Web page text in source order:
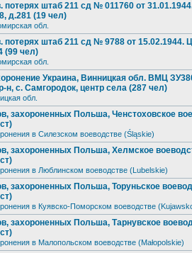
потерях штаб 211 сд № 011760 от
д.281 (19 чел)
обл.
потерях штаб 211 сд № 9788 от
(99 чел)
обл.
Украина, Винницкая обл. ВМЦ
н, с. Самгородок, центр села (287 чел)
обл.
захороненных Польша, Ченстоховское
в Силезском воеводстве (Śląskie)
захороненных Польша, Хелмское
в Люблинском воеводстве (Lubelskie)
захороненных Польша, Торуньское
в Куявско-Поморском воеводстве
захороненных Польша, Тарнувское
в Малопольском воеводстве (Małopolskie)